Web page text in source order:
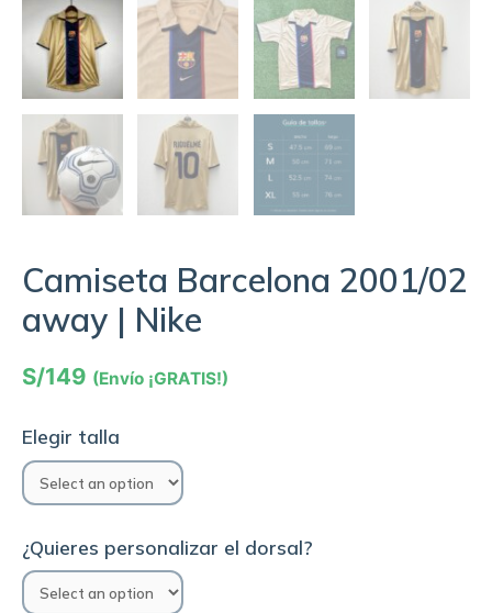
Camiseta Barcelona 2001/02
away | Nike
S/149 (Envío ¡GRATIS!)
Elegir talla
¿Quieres personalizar el dorsal?